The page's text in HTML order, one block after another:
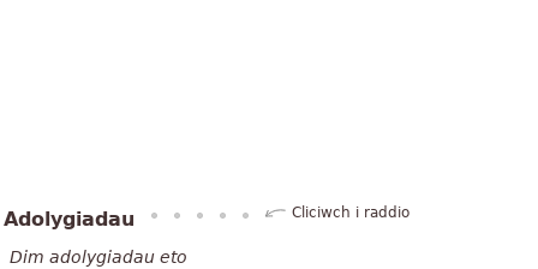
Adolygiadau Cliciwch i raddio
Dim adolygiadau eto